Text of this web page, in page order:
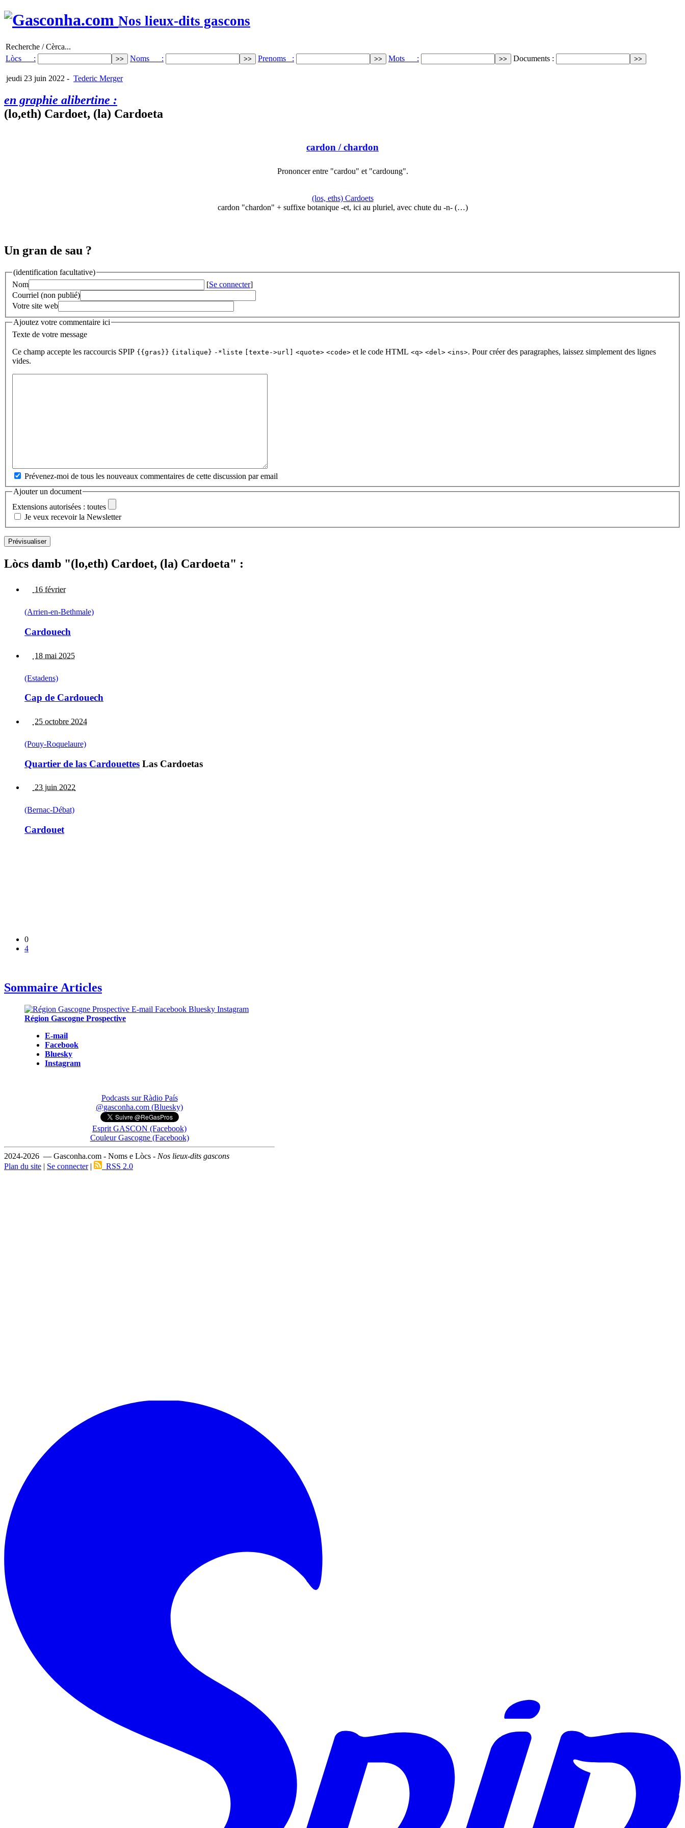
Nos lieux-dits gascons
Recherche / Cèrca...
Lòcs :
Noms : Prenoms : Mots : Documents :
jeudi 23 juin 2022 - Tederic Merger
en graphie alibertine :
(lo,eth) Cardoet, (la) Cardoeta
cardon / chardon
Prononcer entre "cardou" et "cardoung".
(los, eths) Cardoets
cardon "chardon" + suffixe botanique -et, ici au pluriel, avec chute du -n- (…)
Un gran de sau ?
(identification facultative)
Nom
[Se connecter]
Courriel (non publié)
Votre site web
Ajoutez votre commentaire ici
Texte de votre message
Ce champ accepte les raccourcis SPIP {{gras}} {italique} -*liste [texte->url] <quote> <code> et le code HTML <q> <del> <ins>. Pour créer des paragraphes, laissez simplement des lignes
vides.
Prévenez-moi de tous les nouveaux commentaires de cette discussion par email
Ajouter un document
Extensions autorisées : toutes
Je veux recevoir la Newsletter
Lòcs damb "(lo,eth) Cardoet, (la) Cardoeta" :
16 février
(Arrien-en-Bethmale)
Cardouech
18 mai 2025
(Estadens)
Cap de Cardouech
25 octobre 2024
(Pouy-Roquelaure)
Quartier de las Cardouettes Las Cardoetas
23 juin 2022
(Bernac-Débat)
Cardouet
0
4
Sommaire Articles
Région Gascogne Prospective
E-mail
Facebook
Bluesky
Instagram
Podcasts sur Ràdio País
@gasconha.com (Bluesky)
Esprit GASCON (Facebook)
Couleur Gascogne (Facebook)
2024-2026 — Gasconha.com - Noms e Lòcs - Nos lieux-dits gascons
Plan du site | Se connecter| RSS 2.0